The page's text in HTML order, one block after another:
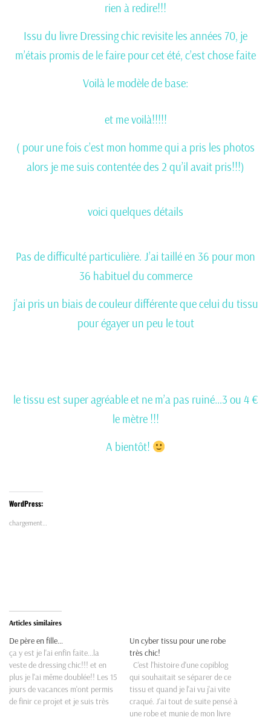
rien à redire!!!
Issu du livre Dressing chic revisite les années 70, je
m’étais promis de le faire pour cet été, c’est chose faite
Voilà le modèle de base:
et me voilà!!!!!
( pour une fois c’est mon homme qui a pris les photos
alors je me suis contentée des 2 qu’il avait pris!!!)
voici quelques détails
Pas de difficulté particulière. J’ai taillé en 36 pour mon
36 habituel du commerce
j’ai pris un biais de couleur différente que celui du tissu
pour égayer un peu le tout
le tissu est super agréable et ne m’a pas ruiné…3 ou 4 €
le mètre !!!
A bientôt!
WordPress:
chargement…
Articles similaires
De père en fille…
ça y est je l'ai enfin faite...la
veste de dressing chic!!! et en
plus je l'ai même doublée!! Les 15
jours de vacances m'ont permis
de finir ce projet et je suis très
Un cyber tissu pour une robe
très chic!
C'est l'histoire d'une copiblog
qui souhaitait se séparer de ce
tissu et quand je l'ai vu j'ai vite
craqué. J'ai tout de suite pensé à
une robe et munie de mon livre